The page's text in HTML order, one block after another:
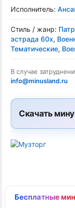
Бесплатные
Исполнитель:
Стиль / жанр:
эстрада 60х,
Тематические,
В случае
info@minusland.ru
Скачать